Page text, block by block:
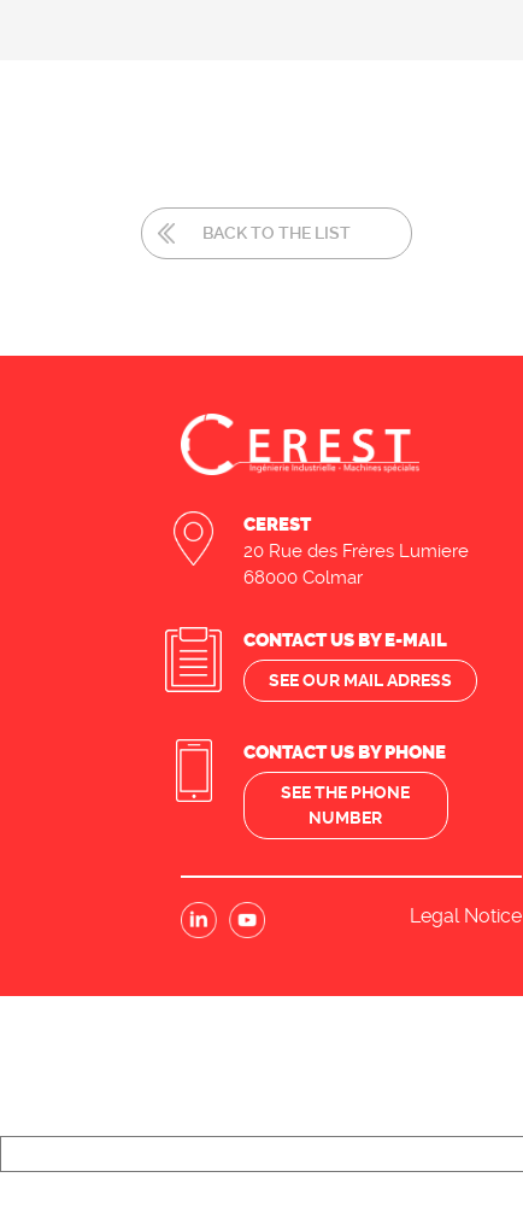
BACK TO THE LIST
CEREST
20 Rue des Frères Lumiere
68000 Colmar
CONTACT US BY E-MAIL
SEE OUR MAIL ADRESS
CONTACT US BY PHONE
SEE THE PHONE
NUMBER
Legal Notice